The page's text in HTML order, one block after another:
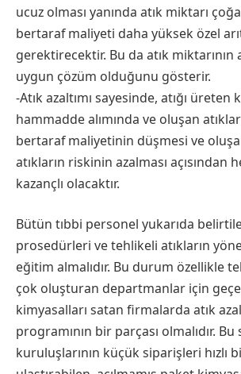
ucuz olması yanında atık miktarı
bertaraf maliyeti daha yüksek özel
gerektirecektir. Bu da atık miktarının
uygun çözüm olduğunu gösterir.
-Atık azaltımı sayesinde, atığı üreten
hammadde alımında ve oluşan
bertaraf maliyetinin düşmesi ve
atıkların riskinin azalması açısından
kazançlı olacaktır.
Bütün tıbbi personel yukarıda
prosedürleri ve tehlikeli atıkların
eğitim almalıdır. Bu durum özellikle
çok oluşturan departmanlar için
kimyasalları satan firmalarda atık
programının bir parçası olmalıdır. Bu
kuruluşlarının küçük siparişleri hızlı